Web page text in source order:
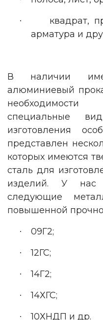
·
квадрат,
арматура и
В наличии
алюминиевый
специальные
изготовления
представлен
которых имеются
сталь для
изделий. У нас
следующие
повышенной
· 09Г2;
· 12ГС;
· 14Г2;
· 14ХГС;
· 10ХНДП и др.